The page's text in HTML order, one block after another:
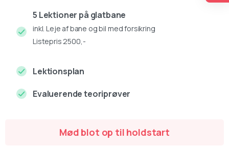
5 Lektioner på glatbane
inkl. Leje af bane og bil med forsikring
Listepris 2500,-
Lektionsplan
Evaluerende teoriprøver
Mød blot op til holdstart